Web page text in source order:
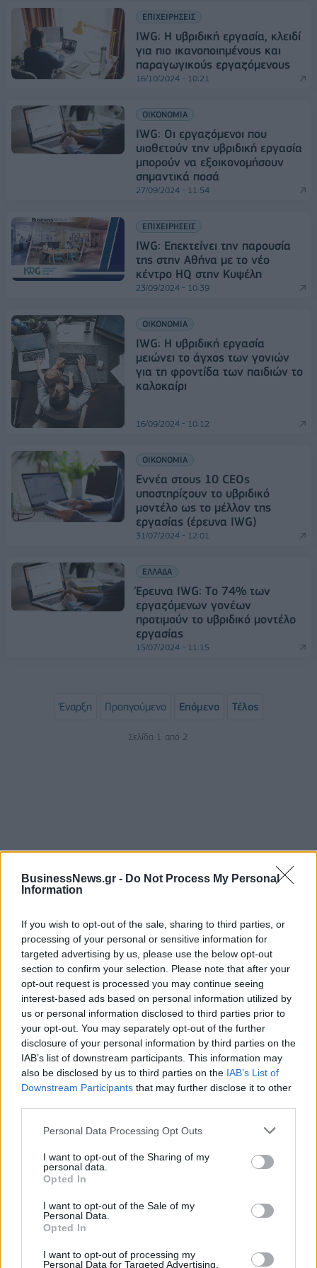
BusinessNews.gr - Do Not Process My Personal
Information
If you wish to opt-out of the sale, sharing to third parties, or
processing of your personal or sensitive information for
targeted advertising by us, please use the below opt-out
section to confirm your selection. Please note that after your
opt-out request is processed you may continue seeing
interest-based ads based on personal information utilized by
us or personal information disclosed to third parties prior to
your opt-out. You may separately opt-out of the further
disclosure of your personal information by third parties on the
IAB’s list of downstream participants. This information may
also be disclosed by us to third parties on the IAB’s List of
Downstream Participants that may further disclose it to other
Personal Data Processing Opt Outs
I want to opt-out of the Sharing of my
personal data.
Opted In
I want to opt-out of the Sale of my
Personal Data.
Opted In
I want to opt-out of processing my
Personal Data for Targeted Advertising.
ΕΠΙΧΕΙΡΗΣΕΙΣ
IWG: Η υβριδική εργασία, κλειδί
για πιο ικανοποιημένους και
παραγωγικούς εργαζόμενους
16/10/2024 - 10:21
ΟΙΚΟΝΟΜΙΑ
IWG: Οι εργαζόμενοι που
υιοθετούν την υβριδική εργασία
μπορούν να εξοικονομήσουν
σημαντικά ποσά
27/09/2024 - 11:54
ΕΠΙΧΕΙΡΗΣΕΙΣ
IWG: Επεκτείνει την παρουσία
της στην Αθήνα με το νέο
κέντρο HQ στην Κυψέλη
23/09/2024 - 10:39
ΟΙΚΟΝΟΜΙΑ
IWG: Η υβριδική εργασία
μειώνει το άγχος των γονιών
για τη φροντίδα των παιδιών το
καλοκαίρι
16/09/2024 - 10:12
ΟΙΚΟΝΟΜΙΑ
Εννέα στους 10 CEOs
υποστηρίζουν το υβριδικό
μοντέλο ως το μέλλον της
εργασίας (έρευνα IWG)
31/07/2024 - 12:01
ΕΛΛΑΔΑ
Έρευνα IWG: Τo 74% των
εργαζόμενων γονέων
προτιμούν το υβριδικό μοντέλο
εργασίας
15/07/2024 - 11:15
Έναρξη Προηγούμενο Επόμενο Τέλος
Σελίδα 1 από 2
Π. Μαρινάκης: «Το δημογραφικό δεν μπορεί να
περιμένει»
09/08/2026 - 14:34 ΠΟΛΙΤΙΚΗ
Ε. Τουρνάς: Πάνω από 400 πυρκαγιές σε δέκα
ημέρες - Σε επιφυλακή ο κρατικός μηχανισμός
09/08/2026 - 14:17 ΠΟΛΙΤΙΚΗ
Εξαγωγές: Η Ελλάδα κερδίζει τους Ευρωπαίους
ανταγωνιστές – Άνοδος μεριδίων σε 9 από 11
κλάδους (Εθνική Τράπεζα)
09/08/2026 - 13:51 ΟΙΚΟΝΟΜΙΑ
Προς εκτύπωση το πολλαπλό βιβλίο - «Σύγχρονο
εκπαιδευτικό υλικό, τόσο σε έντυπη όσο και σε
ηλεκτρονική μορφή»
09/08/2026 - 13:24 ΕΛΛΑΔΑ
Γερμανία: Το Βερολίνο θα επεκτείνει την έρευνα για
αεροδρόμιο